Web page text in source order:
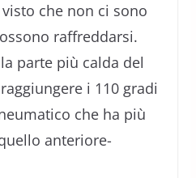
che non ci sono
raffreddarsi.
parte più calda del
i 110 gradi
che ha più
anteriore-